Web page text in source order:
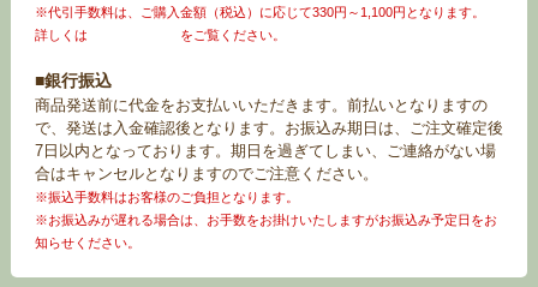
※代引手数料は、ご購入金額（税込）に応じて330円～1,100円となります。
詳しくは
をご覧ください。
■銀行振込
商品発送前に代金をお支払いいただきます。前払いとなりますの
で、発送は入金確認後となります。お振込み期日は、ご注文確定後
7日以内となっております。期日を過ぎてしまい、ご連絡がない場
合はキャンセルとなりますのでご注意ください。
※振込手数料はお客様のご負担となります。
※お振込みが遅れる場合は、お手数をお掛けいたしますがお振込み予定日をお
知らせください。